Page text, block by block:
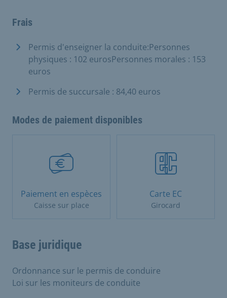
Frais
Permis d'enseigner la conduite:Personnes
physiques : 102 eurosPersonnes morales : 153
euros
Permis de succursale : 84,40 euros
Modes de paiement disponibles
Paiement en espèces
Caisse sur place
Carte EC
Girocard
Base juridique
Ordonnance sur le permis de conduire
Loi sur les moniteurs de conduite